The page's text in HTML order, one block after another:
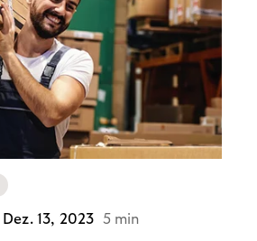
Dez. 13, 2023 5 min